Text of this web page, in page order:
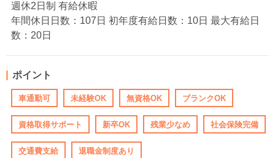
週休2日制 有給休暇
年間休日日数：107日 初年度有給日数：10日 最大有給日
数：20日
ポイント
車通勤可 未経験OK 無資格OK ブランクOK
資格取得サポート 新卒OK 残業少なめ 社会保険完備
交通費支給 退職金制度あり